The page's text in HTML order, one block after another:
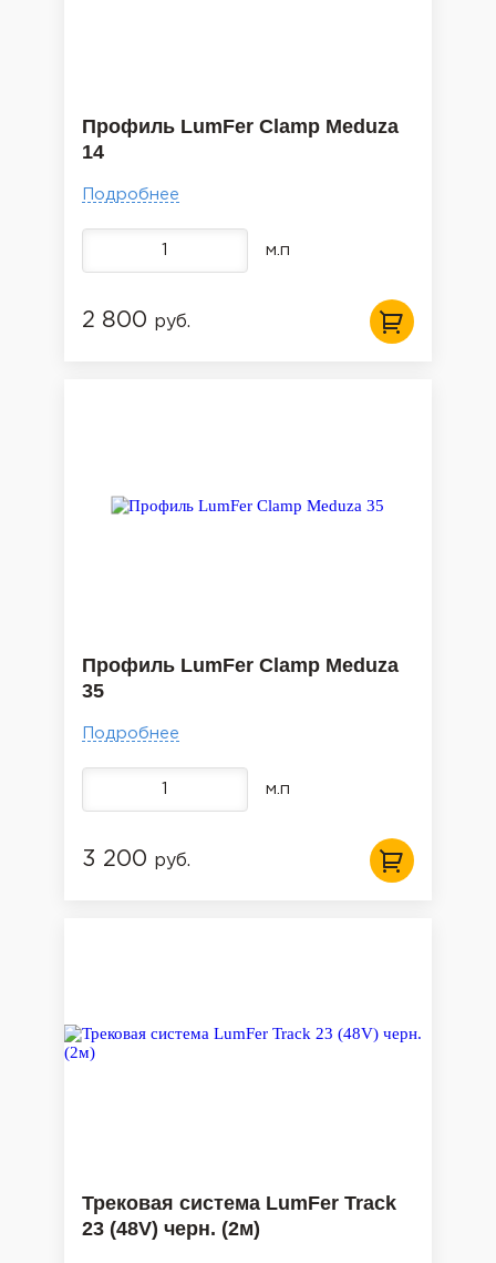
Профиль LumFer Clamp Meduza
14
Подробнее
м.п
2 800 руб.
Профиль LumFer Clamp Meduza
35
Подробнее
м.п
3 200 руб.
Трековая система LumFer Track
23 (48V) черн. (2м)